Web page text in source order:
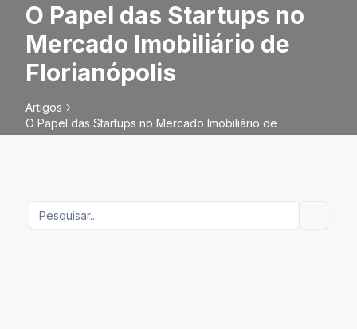
O Papel das Startups no
Mercado Imobiliário de
Florianópolis
Artigos
O Papel das Startups no Mercado Imobiliário de
Florianópolis